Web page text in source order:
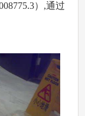
）,通过